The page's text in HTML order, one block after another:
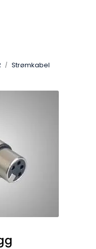
Strømkabel